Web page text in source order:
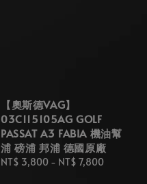
【奧斯德VAG】
03C115105AG GOLF
PASSAT A3 FABIA 機油幫
浦 磅浦 邦浦 德國原廠
Regular
NT$ 3,800 - NT$ 7,800